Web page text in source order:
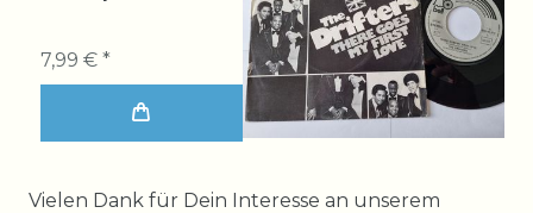
7,99 € *
Vielen Dank für Dein Interesse an unserem
Ceres::Template.mailFormHoneypotLabel